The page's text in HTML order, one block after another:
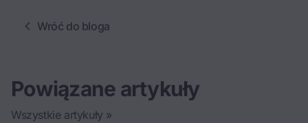
Wróć do bloga
Powiązane artykuły
Wszystkie artykuły »